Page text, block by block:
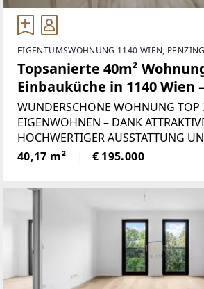
EIGENTUMSWOHNUNG 1140 WIEN, PENZING
Topsanierte 40m²
Einbauküche in 1140 Wien
WUNDERSCHÖNE WOHNUNG TOP
EIGENWOHNEN – DANK
HOCHWERTIGER AUSSTATTUNG
KOMBINATION AUS STIL UND LAGE.
40,17 m² € 195.000